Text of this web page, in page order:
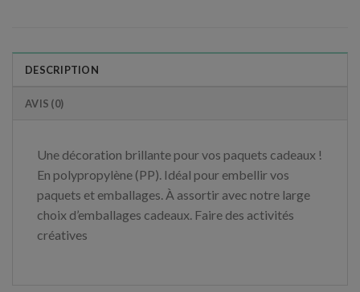
DESCRIPTION
AVIS (0)
Une décoration brillante pour vos paquets cadeaux !
En polypropylène (PP). Idéal pour embellir vos
paquets et emballages. À assortir avec notre large
choix d’emballages cadeaux. Faire des activités
créatives